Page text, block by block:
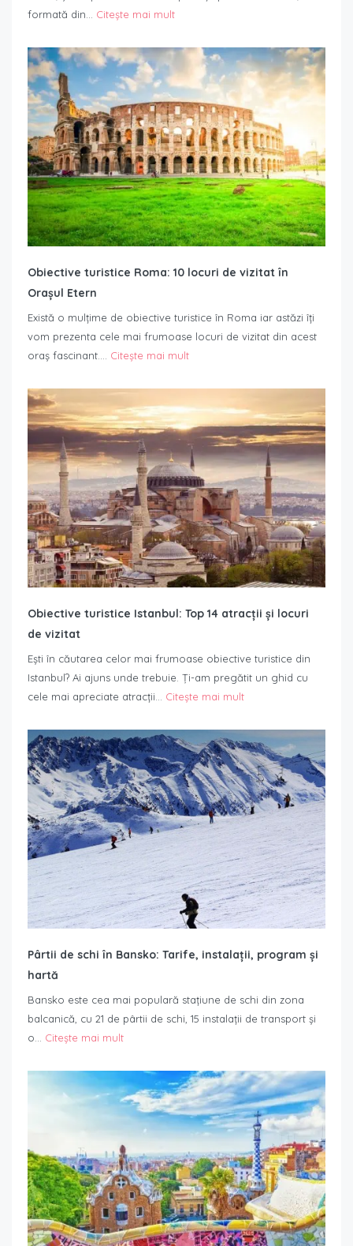
formată din… Citește mai mult
Obiective turistice Roma: 10 locuri de vizitat în
Orașul Etern
Există o mulțime de obiective turistice în Roma iar astăzi îți
vom prezenta cele mai frumoase locuri de vizitat din acest
oraș fascinant.… Citește mai mult
Obiective turistice Istanbul: Top 14 atracții și locuri
de vizitat
Ești în căutarea celor mai frumoase obiective turistice din
Istanbul? Ai ajuns unde trebuie. Ți-am pregătit un ghid cu
cele mai apreciate atracții… Citește mai mult
Pârtii de schi în Bansko: Tarife, instalații, program și
hartă
Bansko este cea mai populară stațiune de schi din zona
balcanică, cu 21 de pârtii de schi, 15 instalații de transport și
o… Citește mai mult